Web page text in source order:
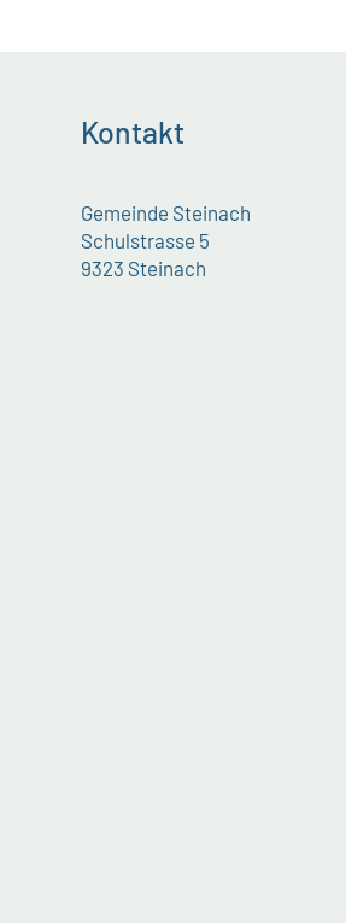
Kontakt
Gemeinde Steinach
Schulstrasse 5
9323 Steinach